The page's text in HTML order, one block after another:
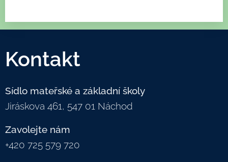
Kontakt
Sídlo mateřské a základní školy
Jiráskova 461, 547 01 Náchod
Zavolejte nám
+420 725 579 720